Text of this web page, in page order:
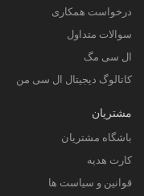
درخواست همکاری
سوالات متداول
ال سی مگ
کاتالوگ دیجیتال ال سی من
مشتریان
باشگاه مشتریان
کارت هدیه
قوانین و سیاست ها